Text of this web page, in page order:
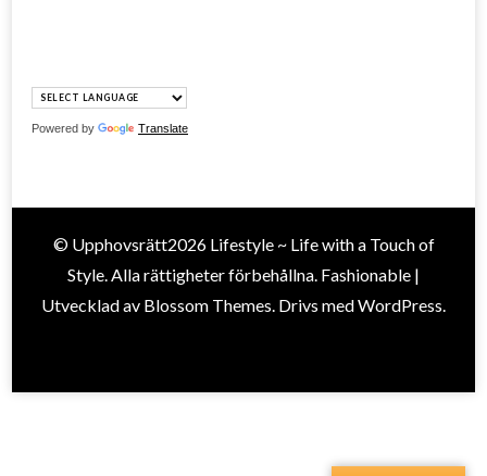
Powered by Translate
© Upphovsrätt2026 Lifestyle ~ Life with a Touch of
Style. Alla rättigheter förbehållna. Fashionable |
Utvecklad av Blossom Themes. Drivs medWordPress.